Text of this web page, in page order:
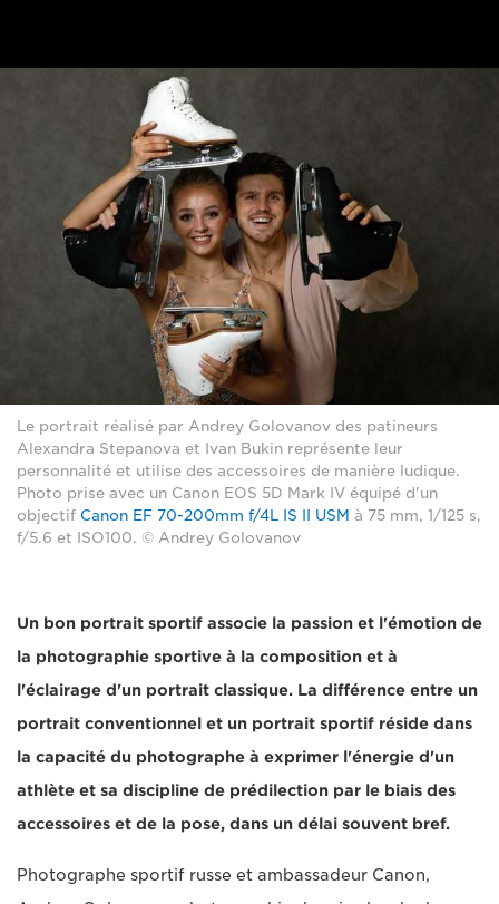
Le portrait réalisé par Andrey Golovanov des patineurs
Alexandra Stepanova et Ivan Bukin représente leur
personnalité et utilise des accessoires de manière ludique.
Photo prise avec un Canon EOS 5D Mark IV équipé d'un
objectif Canon EF 70-200mm f/4L IS II USM à 75 mm, 1/125 s,
f/5.6 et ISO100. © Andrey Golovanov
Un bon portrait sportif associe la passion et l'émotion de
la photographie sportive à la composition et à
l'éclairage d'un portrait classique. La différence entre un
portrait conventionnel et un portrait sportif réside dans
la capacité du photographe à exprimer l'énergie d'un
athlète et sa discipline de prédilection par le biais des
accessoires et de la pose, dans un délai souvent bref.
Photographe sportif russe et ambassadeur Canon,